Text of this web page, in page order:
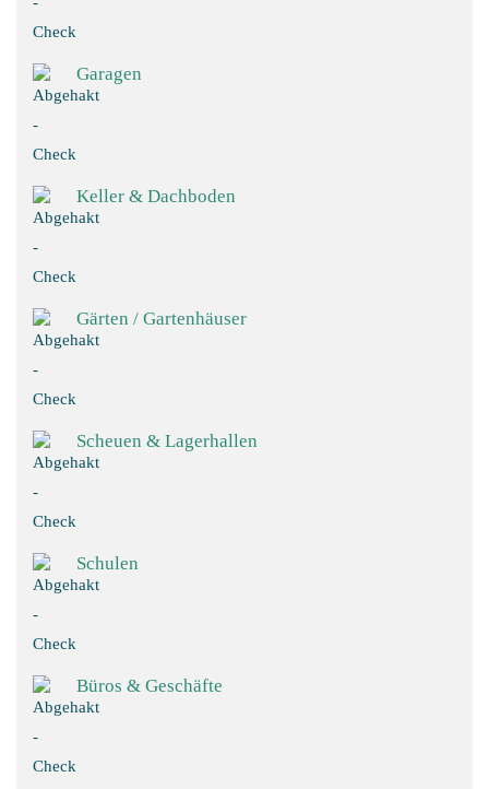
Garagen
Keller & Dachboden
Gärten / Gartenhäuser
Scheuen & Lagerhallen
Schulen
Büros & Geschäfte